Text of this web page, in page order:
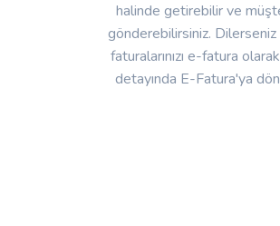
halinde getirebilir ve
gönderebilirsiniz.
faturalarınızı e-fatura
detayında E-Fatura'ya